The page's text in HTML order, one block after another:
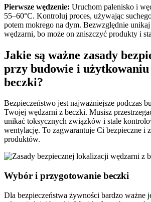
Pierwsze wędzenie: Uruchom palenisko i
55–60°C. Kontroluj proces, używając
potem mokrego na dym. Bezwzględnie
wędzarni, bo może on zniszczyć produkty i
Jakie są ważne zasady
przy budowie i
beczki?
Bezpieczeństwo jest najważniejsze podczas
Twojej wędzarni z beczki. Musisz
unikać toksycznych związków i stale
wentylację. To zagwarantuje Ci bezpieczne i
produktów.
Wybór i przygotowanie beczki
Dla bezpieczeństwa żywności bardzo ważne